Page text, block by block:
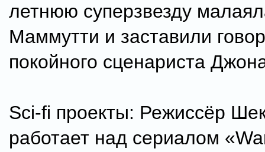
летнюю суперзвезду
Маммутти и заставили
покойного сценариста
Sci-fi проекты: Режиссёр
работает над сериалом